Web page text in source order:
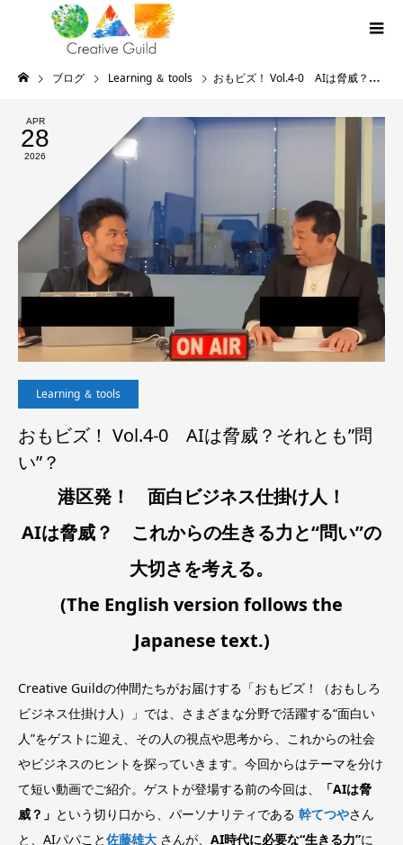
ブログ Learning ＆ tools おもビズ！ Vol.4-0 AIは脅威？それとも”問い”？
APR
28
2026
Learning ＆ tools
おもビズ！ Vol.4-0 AIは脅威？それとも”問
い”？
港区発！ 面白ビジネス仕掛け人！
AIは脅威？ これからの生きる力と“問い”の
大切さを考える。
(The English version follows the
Japanese text.)
Creative Guildの仲間たちがお届けする「おもビズ！（おもしろ
ビジネス仕掛け人）」では、さまざまな分野で活躍する“面白い
人”をゲストに迎え、その人の視点や思考から、これからの社会
やビジネスのヒントを探っていきます。今回からはテーマを分け
て短い動画でご紹介。ゲストが登場する前の今回は、
「AIは脅
威？」 という切り口から、パーソナリティである 幹てつやさん
と、AIパパこと佐藤雄大 さんが、 AI時代に必要な“生きる力”に